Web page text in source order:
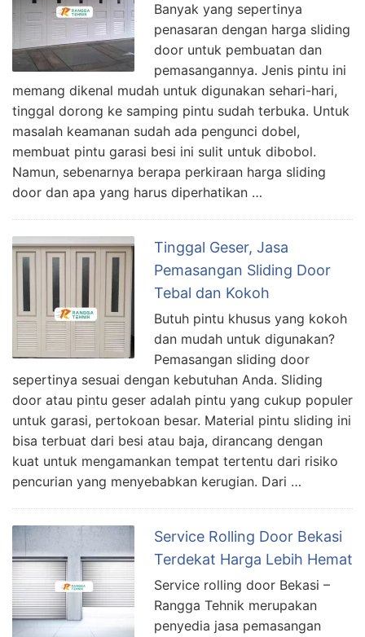
Banyak yang sepertinya
penasaran dengan harga sliding
door untuk pembuatan dan
pemasangannya. Jenis pintu ini
memang dikenal mudah untuk digunakan sehari-hari,
tinggal dorong ke samping pintu sudah terbuka. Untuk
masalah keamanan sudah ada pengunci dobel,
membuat pintu garasi besi ini sulit untuk dibobol.
Namun, sebenarnya berapa perkiraan harga sliding
door dan apa yang harus diperhatikan …
Tinggal Geser, Jasa
Pemasangan Sliding Door
Tebal dan Kokoh
Butuh pintu khusus yang kokoh
dan mudah untuk digunakan?
Pemasangan sliding door
sepertinya sesuai dengan kebutuhan Anda. Sliding
door atau pintu geser adalah pintu yang cukup populer
untuk garasi, pertokoan besar. Material pintu sliding ini
bisa terbuat dari besi atau baja, dirancang dengan
kuat untuk mengamankan tempat tertentu dari risiko
pencurian yang menyebabkan kerugian. Dari …
Service Rolling Door Bekasi
Terdekat Harga Lebih Hemat
Service rolling door Bekasi –
Rangga Tehnik merupakan
penyedia jasa pemasangan